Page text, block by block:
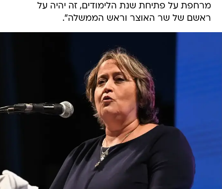
מרחפת על פתיחת שנת הלימודים, זה יהיה על
ראשם של שר האוצר וראש הממשלה".